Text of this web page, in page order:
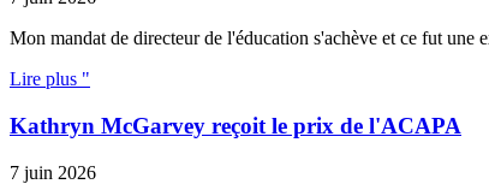
Mon mandat de directeur de l'éducation s'achève et ce fut une
Lire plus "
Kathryn McGarvey reçoit le prix de l'ACAPA
7 juin 2026